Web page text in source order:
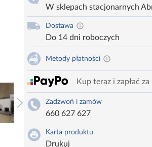
W sklepach stacjonarnych
Dostawa
Do 14 dni roboczych
Metody płatności
Kup teraz i zapłać
Zadzwoń i zamów
660 627 627
Karta produktu
Drukuj